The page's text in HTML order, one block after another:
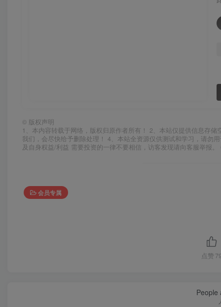
© 版权声明
1、本内容转载于网络，版权归原作者所有！ 2、本站仅提供信息存
我们，会尽快给予删除处理！ 4、本站全资源仅供测试和学习，请勿
及自身权益/利益 需要投资的一律不要相信，访客发现请向客服举报
会员专属
点赞
People